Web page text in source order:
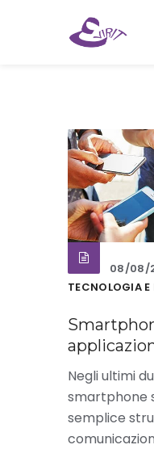
08/08/
TECNOLOGIA
Negli ultimi
smartphone
semplice